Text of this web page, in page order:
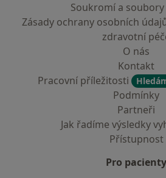
Soukromí a
Zásady ochrany osobních
zdravotní
O nás
Kontakt
Pracovní příležitosti
Podmínky
Partneři
Jak řadíme výsledky
Přístupnost
Pro pacienty